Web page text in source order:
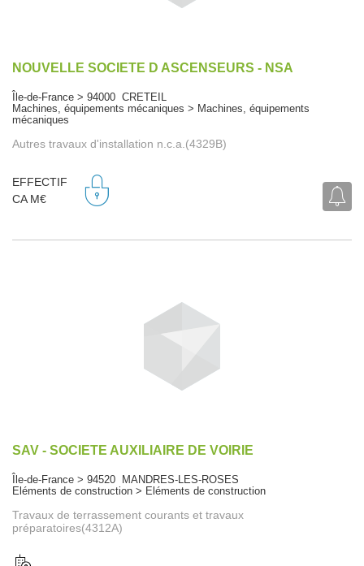
NOUVELLE SOCIETE D ASCENSEURS - NSA
Île-de-France > 94000 CRETEIL
Machines, équipements mécaniques > Machines, équipements
mécaniques
Autres travaux d'installation n.c.a.(4329B)
EFFECTIF
CA M€
SAV - SOCIETE AUXILIAIRE DE VOIRIE
Île-de-France > 94520 MANDRES-LES-ROSES
Eléments de construction > Eléments de construction
Travaux de terrassement courants et travaux
préparatoires(4312A)